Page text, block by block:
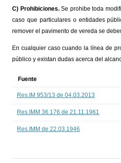
C) Prohibiciones.Se prohibe toda
caso que particulares o entidades
remover el pavimento de vereda se
En cualquier caso cuando la línea de
público y existan dudas acerca del
Fuente
Res.IM 953/13 de 04.03.2013
Res.IMM 36.176 de 21.11.1961
Res.IMM de 22.03.1946